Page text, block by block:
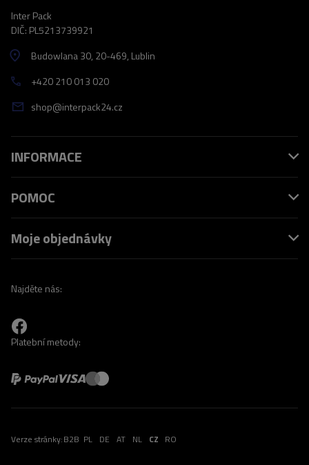
Inter Pack
DIČ: PL5213739921
Budowlana 30, 20-469, Lublin
+420 210 013 020
shop@interpack24.cz
INFORMACE
POMOC
Moje objednávky
Najděte nás:
Platební metody:
Verze stránky:B2B PL DE AT NL CZ RO